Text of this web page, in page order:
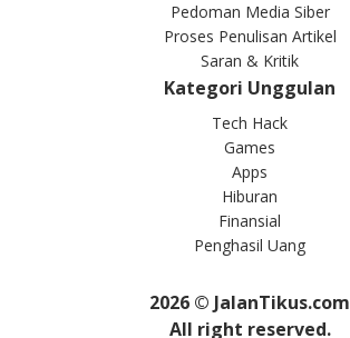
Pedoman Media Siber
Proses Penulisan Artikel
Saran & Kritik
Kategori Unggulan
Tech Hack
Games
Apps
Hiburan
Finansial
Penghasil Uang
2026 © JalanTikus.com
All right reserved.